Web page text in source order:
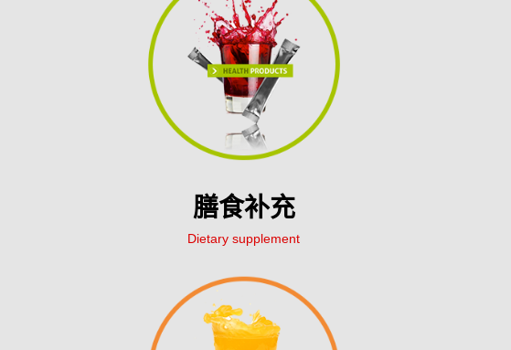
膳食补充
Dietary supplement